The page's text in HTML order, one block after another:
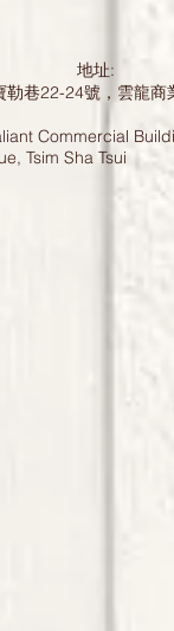
地址:
勒巷22-24號，雲龍
Commercial
Tsim Sha Tsui